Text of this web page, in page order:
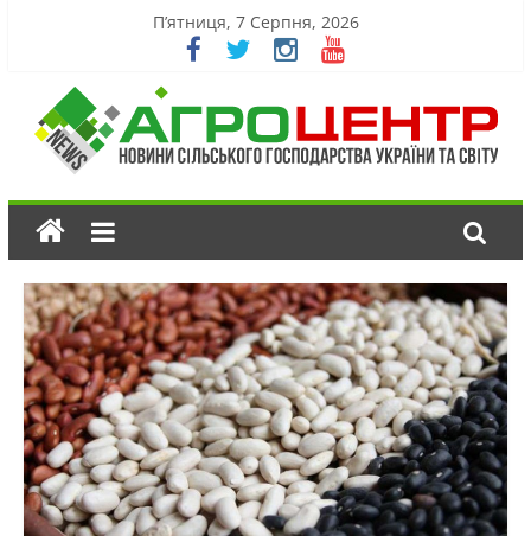
П’ятниця, 7 Серпня, 2026